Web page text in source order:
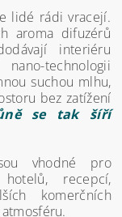
lidé rádi vracejí.
aroma difuzérů
interiéru
technologii
suchou mlhu,
bez zatížení
se tak šíří
vhodné pro
recepcí,
komerčních